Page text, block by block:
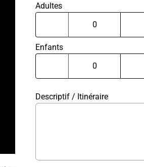
Adultes
Enfants
Descriptif / Itinéraire